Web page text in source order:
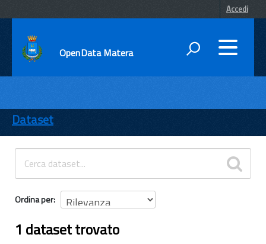
Accedi
OpenData Matera
ENTI
TEMI
INFORMAZIONI
Dataset
Ordina per
1 dataset trovato